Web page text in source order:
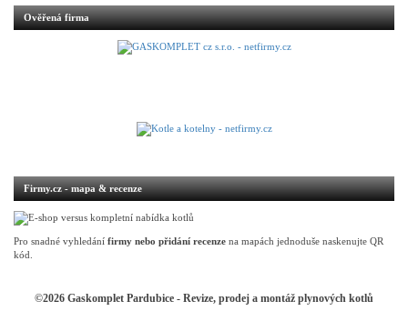
Ověřená firma
Firmy.cz - mapa & recenze
Pro snadné vyhledání firmy nebo přidání recenze na mapách jednoduše naskenujte QR
kód.
©2026 Gaskomplet Pardubice - Revize, prodej a montáž plynových kotlů